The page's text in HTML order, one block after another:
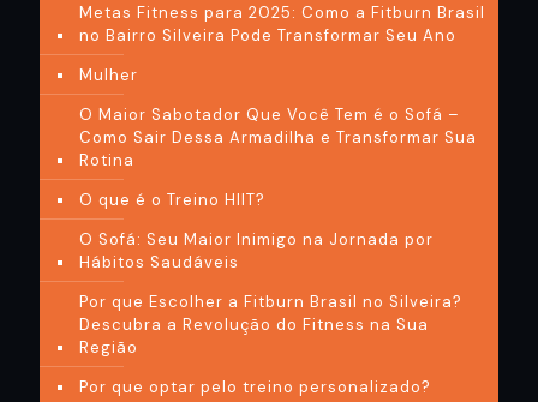
Metas Fitness para 2025: Como a Fitburn Brasil
no Bairro Silveira Pode Transformar Seu Ano
Mulher
O Maior Sabotador Que Você Tem é o Sofá –
Como Sair Dessa Armadilha e Transformar Sua
Rotina
O que é o Treino HIIT?
O Sofá: Seu Maior Inimigo na Jornada por
Hábitos Saudáveis
Por que Escolher a Fitburn Brasil no Silveira?
Descubra a Revolução do Fitness na Sua
Região
Por que optar pelo treino personalizado?